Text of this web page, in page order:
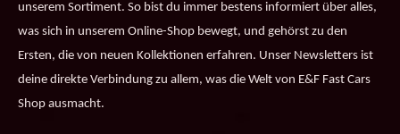
unserem Sortiment. So bist du immer bestens informiert über alles,
was sich in unserem Online-Shop bewegt, und gehörst zu den
Ersten, die von neuen Kollektionen erfahren. Unser Newsletters ist
deine direkte Verbindung zu allem, was die Welt von E&F Fast Cars
Shop ausmacht.